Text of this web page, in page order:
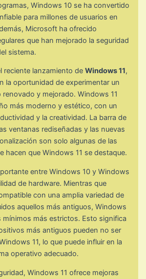
Windows 10 se ha convertido
para millones de usuarios en
Microsoft ha ofrecido
que han mejorado la seguridad
sistema.
reciente lanzamiento deWindows 11,
la oportunidad de experimentar un
y mejorado. Windows 11
más moderno y estético, con un
y la creatividad. La barra de
ventanas rediseñadas y las nuevas
son solo algunas de las
hacen que Windows 11 se destaque.
entre Windows 10 y Windows
de hardware. Mientras que
con una amplia variedad de
aquellos más antiguos, Windows
mínimos más estrictos. Esto significa
más antiguos pueden no ser
11, lo que puede influir en la
operativo adecuado.
Windows 11 ofrece mejoras